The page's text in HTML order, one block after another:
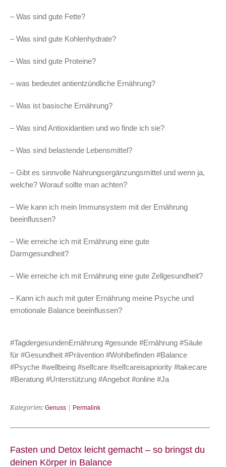
– Was sind gute Fette?
– Was sind gute Kohlenhydrate?
– Was sind gute Proteine?
– was bedeutet antientzündliche Ernährung?
– Was ist basische Ernährung?
– Was sind Antioxidantien und wo finde ich sie?
– Was sind belastende Lebensmittel?
– Gibt es sinnvolle Nahrungsergänzungsmittel und wenn ja,
welche? Worauf sollte man achten?
– Wie kann ich mein Immunsystem mit der Ernährung
beeinflussen?
– Wie erreiche ich mit Ernährung eine gute
Darmgesundheit?
– Wie erreiche ich mit Ernährung eine gute Zellgesundheit?
– Kann ich auch mit guter Ernährung meine Psyche und
emotionale Balance beeinflussen?
#TagdergesundenErnährung #gesunde #Ernährung #Säule
für #Gesundheit #Prävention #Wohlbefinden #Balance
#Psyche #wellbeing #selfcare #selfcareisapriority #takecare
#Beratung #Unterstützung #Angebot #online #Ja
Kategorien: Genuss Permalink
Fasten und Detox leicht gemacht – so bringst du
deinen Körper in Balance